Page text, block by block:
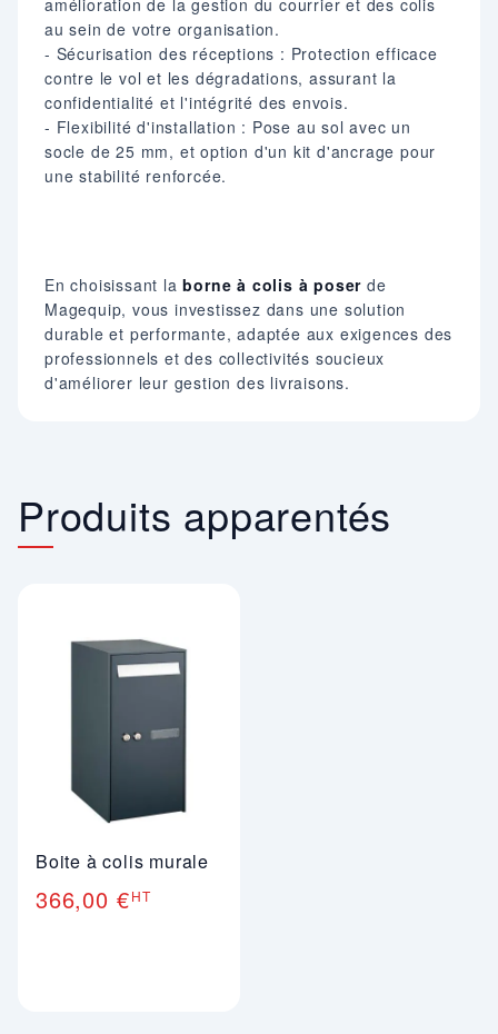
amélioration de la gestion du courrier et des colis
au sein de votre organisation.​
- Sécurisation des réceptions : Protection efficace
contre le vol et les dégradations, assurant la
confidentialité et l'intégrité des envois.​
- Flexibilité d'installation : Pose au sol avec un
socle de 25 mm, et option d'un kit d'ancrage pour
une stabilité renforcée.​
En choisissant laborne à colis à poser de
Magequip, vous investissez dans une solution
durable et performante, adaptée aux exigences des
professionnels et des collectivités soucieux
d'améliorer leur gestion des livraisons.
Produits apparentés
Boite à colis murale
366,00 €HT